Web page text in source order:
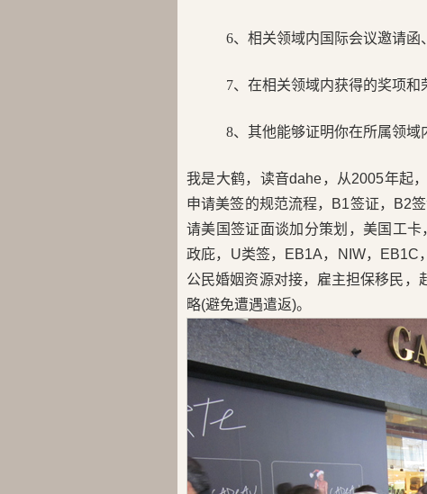
6、相关领域内国际会议邀请函
7、在相关领域内获得的奖项和
8、其他能够证明你在所属领域
我是大鹤，读音dahe，从2005年起
申请美签的规范流程，B1签证，B2
请美国签证面谈加分策划，美国工
政庇，U类签，EB1A，NIW，EB1C
公民婚姻资源对接，雇主担保移民，
略(避免遭遇遣返)。